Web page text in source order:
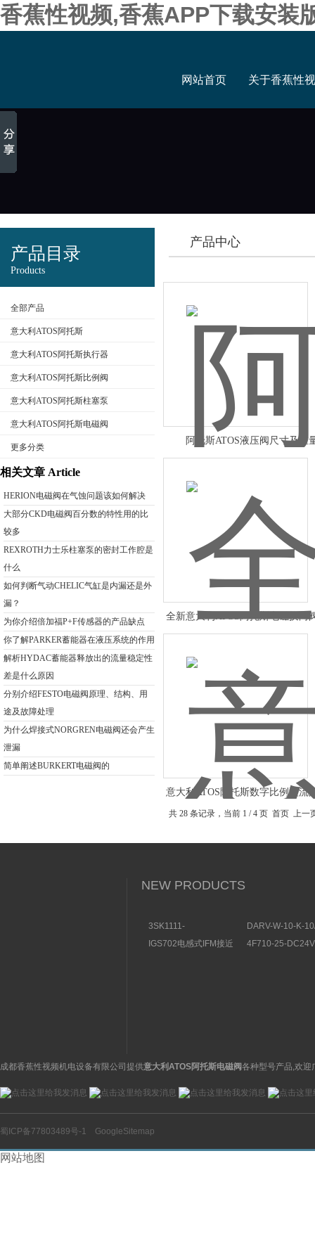
香蕉性视频,香蕉APP下载安装
网站首页 关于香蕉性
产品目录
Products
全部产品
意大利ATOS阿托斯
意大利ATOS阿托斯执行器
意大利ATOS阿托斯比例阀
意大利ATOS阿托斯柱塞泵
意大利ATOS阿托斯电磁阀
更多分类
相关文章 Article
HERION电磁阀在气蚀问题该如何解决
大部分CKD电磁阀百分数的特性用的比
较多
REXROTH力士乐柱塞泵的密封工作腔是
什么
如何判断气动CHELIC气缸是内漏还是外
漏？
为你介绍倍加福P+F传感器的产品缺点
你了解PARKER蓄能器在液压系统的作用
解析HYDAC蓄能器释放出的流量稳定性
差是什么原因
分别介绍FESTO电磁阀原理、结构、用
途及故障处理
为什么焊接式NORGREN电磁阀还会产生
泄漏
简单阐述BURKERT电磁阀的
产品中心
阿托斯ATOS液压阀尺寸及重
全新意大利ATOS阿托斯电磁换向
意大利ATOS阿托斯数字比例溢流
共 28 条记录，当前 1 / 4 页 首页 上
NEW PRODUCTS
3SK1111-
关特点及功能
DARV-W-10-K-
构分析
IGS702电感式IFM接近
4F710-25-
成都香蕉性视频机电设备有限公司提供意大利ATOS阿托斯电磁阀各种型号产品,欢迎
蜀ICP备77803489号-1 GoogleSitemap
网站地图